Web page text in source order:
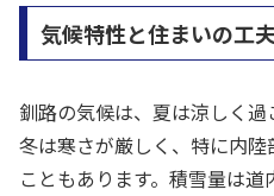
気候特性と住まいの工夫
釧路の気候は、夏は涼しく過
冬は寒さが厳しく、特に内
こともあります。積雪量は